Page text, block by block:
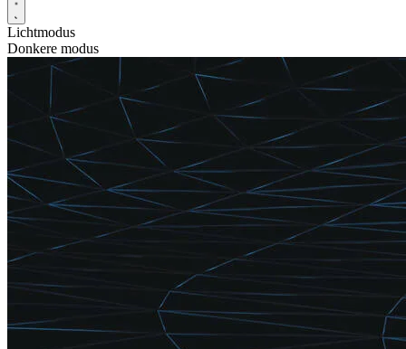
Lichtmodus
Donkere modus